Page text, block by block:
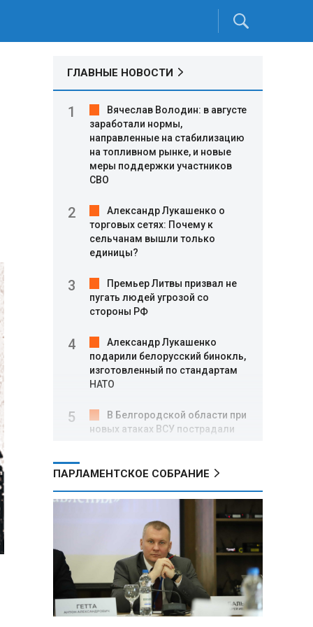
ГЛАВНЫЕ НОВОСТИ
Вячеслав Володин: в августе
заработали нормы,
направленные на стабилизацию
на топливном рынке, и новые
меры поддержки участников
СВО
Александр Лукашенко о
торговых сетях: Почему к
сельчанам вышли только
единицы?
Премьер Литвы призвал не
пугать людей угрозой со
стороны РФ
Александр Лукашенко
подарили белорусский бинокль,
изготовленный по стандартам
НАТО
В Белгородской области при
новых атаках ВСУ пострадали
Александр Лукашенко о
так, это жуть»
Минск возглавил рейтинг
самых популярных зарубежных
городов у российских туристов
Минобороны РФ: при
освобождении Анискино ВСУ
понесли большие потери, часть
ПАРЛАМЕНТСКОЕ СОБРАНИЕ